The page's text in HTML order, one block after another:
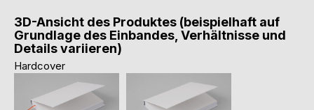
3D-Ansicht des Produktes (beispielhaft auf
Grundlage des Einbandes, Verhältnisse und
Details variieren)
Hardcover